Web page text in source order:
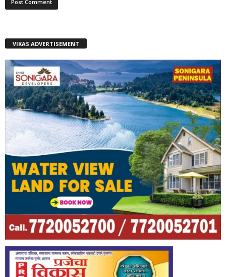
VIKAS ADVERTISEMENT